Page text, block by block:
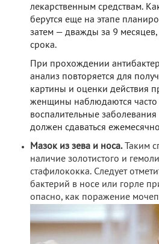
лекарственным средствам.
берутся еще на этапе
затем — дважды за 9
срока.
При прохождении
анализ повторяется для
картины и оценки действия
женщины наблюдаются
воспалительные
должен сдаваться
Мазок из зева и носа.Таким
наличие золотистого и
стафилококка. Следует
бактерий в носе или горле
опасно, как поражение